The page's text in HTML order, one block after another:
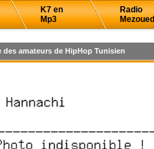
K7 en
Mp3
Radio
Mezoued
des amateurs de HipHop Tunisien